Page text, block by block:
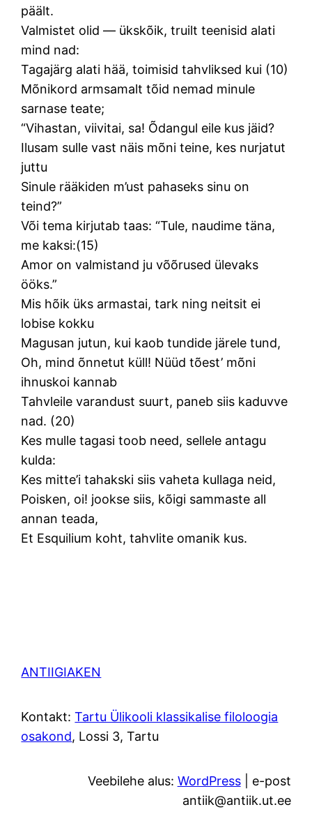
päält.
Valmistet olid — ükskõik, truilt teenisid alati
mind nad:
Tagajärg alati hää, toimisid tahvliksed kui (10)
Mõnikord armsamalt tõid nemad minule
sarnase teate;
“Vihastan, viivitai, sa! Õdangul eile kus jäid?
Ilusam sulle vast näis mõni teine, kes nurjatut
juttu
Sinule rääkiden m’ust pahaseks sinu on
teind?”
Või tema kirjutab taas: “Tule, naudime täna,
me kaksi:(15)
Amor on valmistand ju võõrused ülevaks
ööks.”
Mis hõik üks armastai, tark ning neitsit ei
lobise kokku
Magusan jutun, kui kaob tundide järele tund,
Oh, mind õnnetut küll! Nüüd tõest’ mõni
ihnuskoi kannab
Tahvleile varandust suurt, paneb siis kaduvve
nad. (20)
Kes mulle tagasi toob need, sellele antagu
kulda:
Kes mitte’i tahakski siis vaheta kullaga neid,
Poisken, oi! jookse siis, kõigi sammaste all
annan teada,
Et Esquilium koht, tahvlite omanik kus.
ANTIIGIAKEN
Kontakt:Tartu Ülikooli klassikalise filoloogia
osakond, Lossi 3, Tartu
Veebilehe alus: WordPress| e-post
antiik@antiik.ut.ee